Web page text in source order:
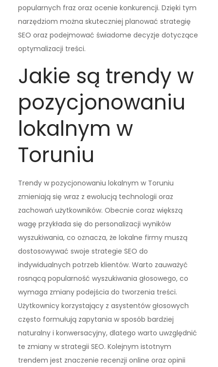
popularnych fraz oraz ocenie konkurencji. Dzięki tym
narzędziom można skuteczniej planować strategię
SEO oraz podejmować świadome decyzje dotyczące
optymalizacji treści.
Jakie są trendy w
pozycjonowaniu
lokalnym w
Toruniu
Trendy w pozycjonowaniu lokalnym w Toruniu
zmieniają się wraz z ewolucją technologii oraz
zachowań użytkowników. Obecnie coraz większą
wagę przykłada się do personalizacji wyników
wyszukiwania, co oznacza, że lokalne firmy muszą
dostosowywać swoje strategie SEO do
indywidualnych potrzeb klientów. Warto zauważyć
rosnącą popularność wyszukiwania głosowego, co
wymaga zmiany podejścia do tworzenia treści.
Użytkownicy korzystający z asystentów głosowych
często formułują zapytania w sposób bardziej
naturalny i konwersacyjny, dlatego warto uwzględnić
te zmiany w strategii SEO. Kolejnym istotnym
trendem jest znaczenie recenzji online oraz opinii